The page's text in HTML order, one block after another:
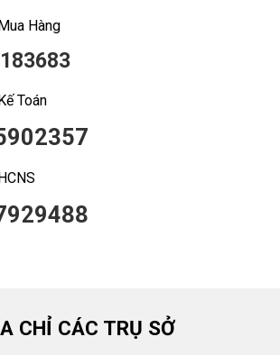
Hàng
Toán
CHỈ CÁC TRỤ SỞ